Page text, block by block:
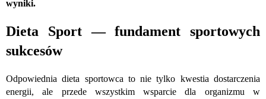
wyniki.
Dieta Sport — fundament sportowych
sukcesów
Odpowiednia dieta sportowca to nie tylko kwestia dostarczenia
energii, ale przede wszystkim wsparcie dla organizmu w